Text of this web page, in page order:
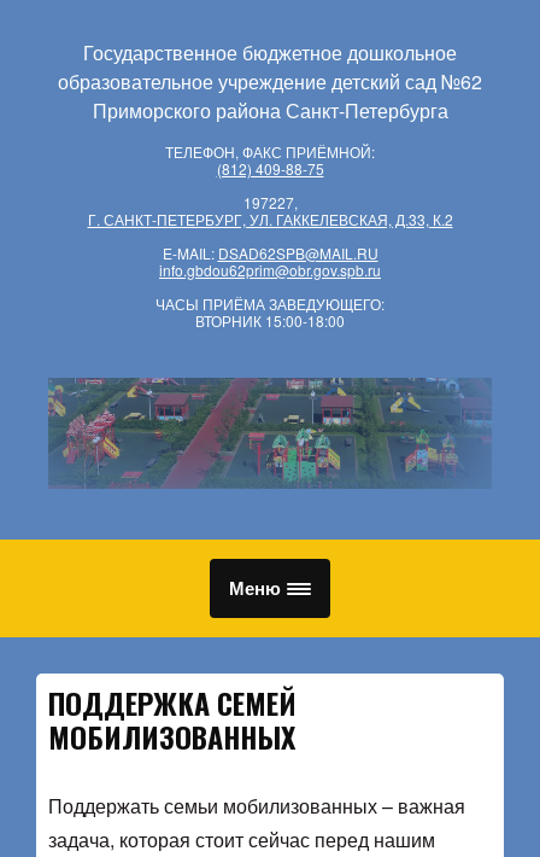
Государственное бюджетное дошкольное
образовательное учреждение детский сад №62
Приморского района Санкт-Петербурга
ТЕЛЕФОН, ФАКС ПРИЁМНОЙ:
(812) 409-88-75
197227,
Г. САНКТ-ПЕТЕРБУРГ, УЛ. ГАККЕЛЕВСКАЯ, Д.33, К.2
E-MAIL: DSAD62SPB@MAIL.RU
info.gbdou62prim@obr.gov.spb.ru
ЧАСЫ ПРИЁМА ЗАВЕДУЮЩЕГО:
ВТОРНИК 15:00-18:00
Меню
ПОДДЕРЖКА СЕМЕЙ
МОБИЛИЗОВАННЫХ
Поддержать семьи мобилизованных – важная
задача, которая стоит сейчас перед нашим